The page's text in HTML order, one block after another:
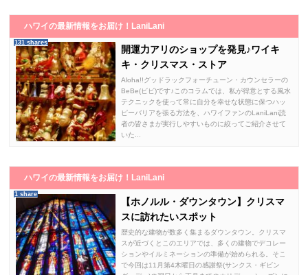
ハワイの最新情報をお届け！LaniLani
131 shares
開運力アリのショップを発見♪ワイキ
キ・クリスマス・ストア
Aloha!!グッドラックフォーチューン・カウンセラーの
BeBe(ビビ)です♪このコラムでは、私が得意とする風水
テクニックを使って常に自分を幸せな状態に保つハッ
ピーバリアを張る方法を、ハワイファンのLaniLani読
者の皆さまが実行しやすいものに絞ってご紹介させて
いた...
ハワイの最新情報をお届け！LaniLani
1 share
【ホノルル・ダウンタウン】クリスマ
スに訪れたいスポット
歴史的な建物が数多く集まるダウンタウン。クリスマ
スが近づくとこのエリアでは、多くの建物でデコレー
ションやイルミネーションの準備が始められる。そこ
で今回は11月第4木曜日の感謝祭(サンクス・ギビン